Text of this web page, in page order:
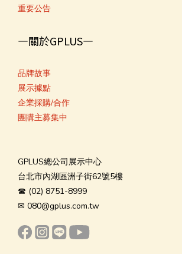
重要公告
—關於GPLUS—
品牌故事
展示據點
企業採購/合作
團購主募集中
GPLUS總公司展示中心
台北市內湖區洲子街62號5樓
☎ (02) 8751-8999
✉ 080@gplus.com.tw